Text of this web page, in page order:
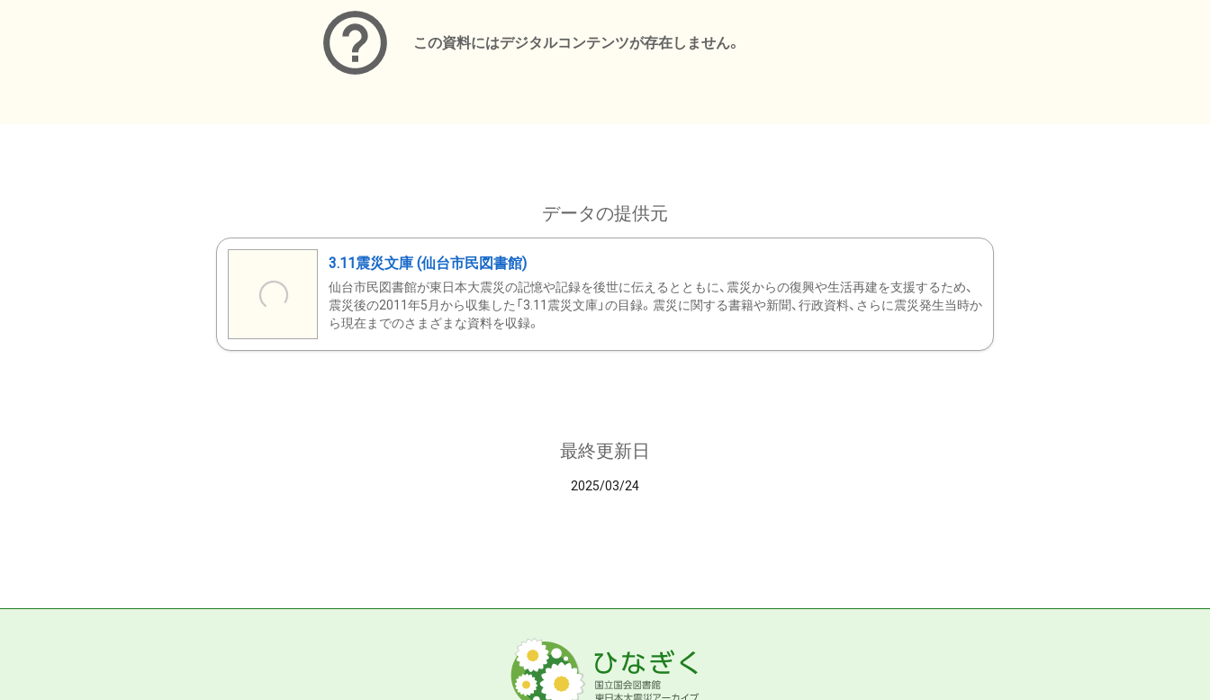
この資料にはデジタルコンテンツが存在しません。
データの提供元
3.11震災文庫 (仙台市民図書館)
仙台市民図書館が東日本大震災の記憶や記録を後世に伝えるとともに、震災からの復興や生活再建を支援するため、
震災後の2011年5月から収集した「3.11震災文庫」の目録。震災に関する書籍や新聞、行政資料、さらに震災発生当時か
ら現在までのさまざまな資料を収録。
最終更新日
2025/03/24